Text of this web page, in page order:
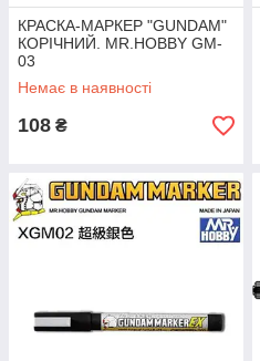
КРАСКА-МАРКЕР "GUNDAM"
КОРІЧНИЙ. MR.HOBBY GM-
03
Немає в наявності
108 ₴